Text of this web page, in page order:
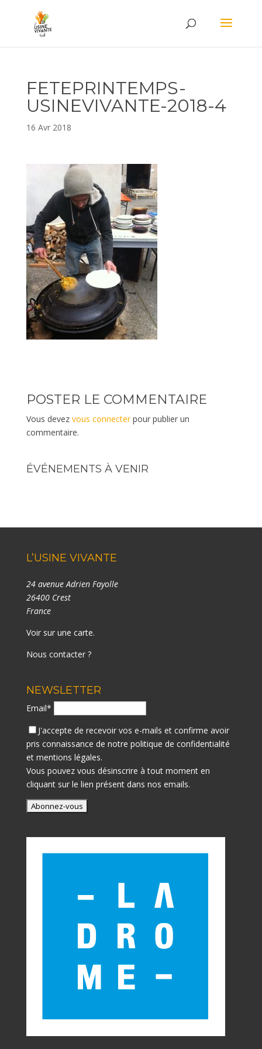
FETEPRINTEMPS-
USINEVIVANTE-2018-4
16 Avr 2018
POSTER LE COMMENTAIRE
Vous devez vous connecterpour publier un
commentaire.
ÉVÉNEMENTS À VENIR
L’USINE VIVANTE
24 avenue Adrien Fayolle
26400 Crest
France
Voir sur une carte.
Nous contacter ?
NEWSLETTER
Email*
J'accepte de recevoir vos e-mails et confirme avoir
pris connaissance de notre politique de confidentialité
et mentions légales.
Vous pouvez vous désinscrire à tout moment en
cliquant sur le lien présent dans nos emails.